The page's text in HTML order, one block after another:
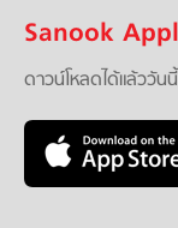
Sanook
ดาวน์โหลดได้แล้ววันนี้